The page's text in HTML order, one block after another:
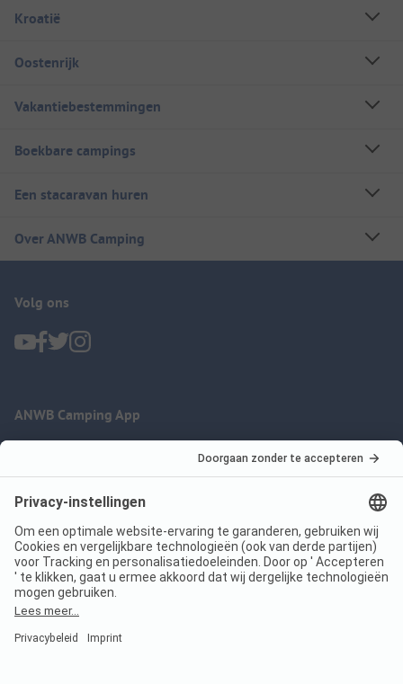
Kroatië
Oostenrijk
Vakantiebestemmingen
Boekbare campings
Een stacaravan huren
Over ANWB Camping
Volg ons
ANWB Camping App
Imprint
Jouw privacy
Voorwaarden
Wet digitale diensten